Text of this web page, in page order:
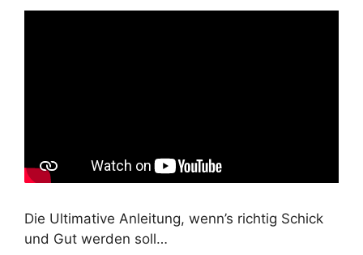
Die Ultimative Anleitung, wenn’s richtig Schick
und Gut werden soll…